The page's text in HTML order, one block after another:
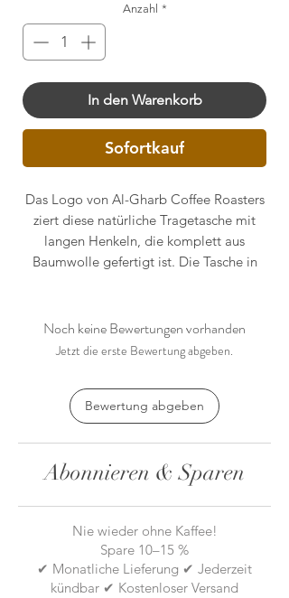
Anzahl *
In den Warenkorb
Sofortkauf
Das Logo von Al-Gharb Coffee Roasters
ziert diese natürliche Tragetasche mit
langen Henkeln, die komplett aus
Baumwolle gefertigt ist. Die Tasche in
Für zusätzliche Strapazierfähigkeit wiegt
sie 110 Gramm. – Einheitsgröße
Noch keine Bewertungen vorhanden
Jetzt die erste Bewertung abgeben.
Bewertung abgeben
Abonnieren & Sparen
Nie wieder ohne Kaffee!
Spare 10–15 %
✔ Monatliche Lieferung ✔ Jederzeit
kündbar ✔ Kostenloser Versand